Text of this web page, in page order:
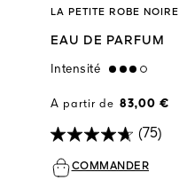
LA PETITE ROBE NOIRE
EAU DE PARFUM
Intensité high
A partir de 83,00 €
(75)
COMMANDER